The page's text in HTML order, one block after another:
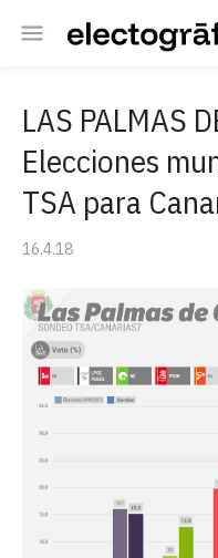
LAS PALMAS
Elecciones
TSA para
16.4.18